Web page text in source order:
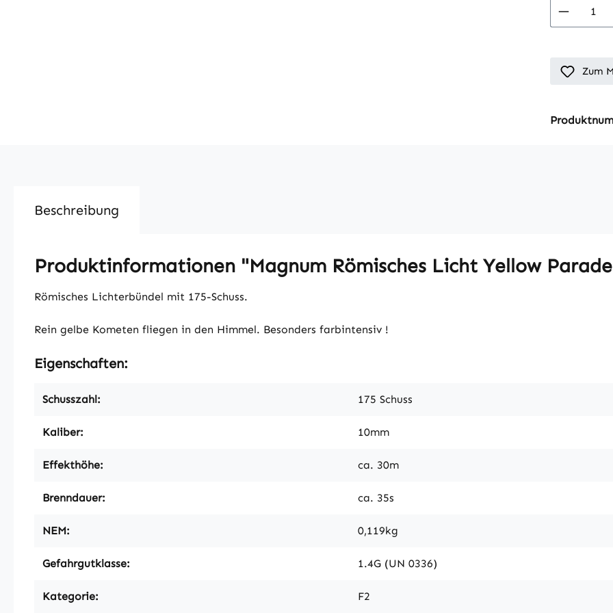
Zum
Beschreibung
Produktinformationen "Magnum Römisches Licht Yellow Parade
Römisches Lichterbündel mit 175-Schuss.
Rein gelbe Kometen fliegen in den Himmel. Besonders farbintensiv !
Eigenschaften:
Schusszahl: 175 Schuss
Kaliber: 10mm
Effekthöhe: ca. 30m
Brenndauer: ca. 35s
NEM: 0,119kg
Gefahrgutklasse: 1.4G (UN 0336)
Kategorie: F2